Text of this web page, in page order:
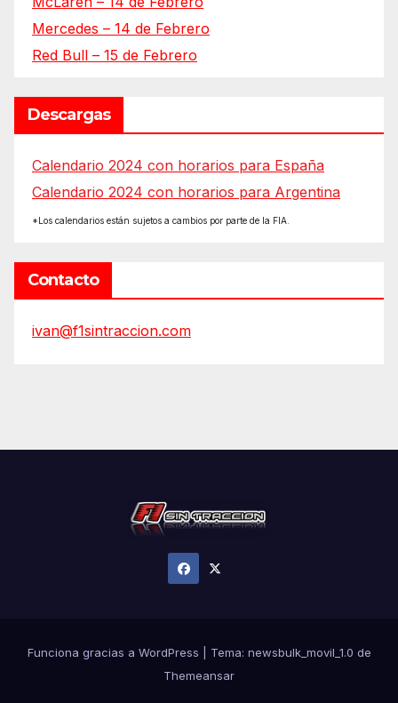
Mercedes – 14 de Febrero
Red Bull – 15 de Febrero
Descargas
Calendario 2024 con horarios para España
Calendario 2024 con horarios para Argentina
*Los calendarios están sujetos a cambios por parte de la FIA.
Contacto
ivan@f1sintraccion.com
Funciona gracias a WordPress Tema: newsbulk_movil_1.0 de
Themeansar